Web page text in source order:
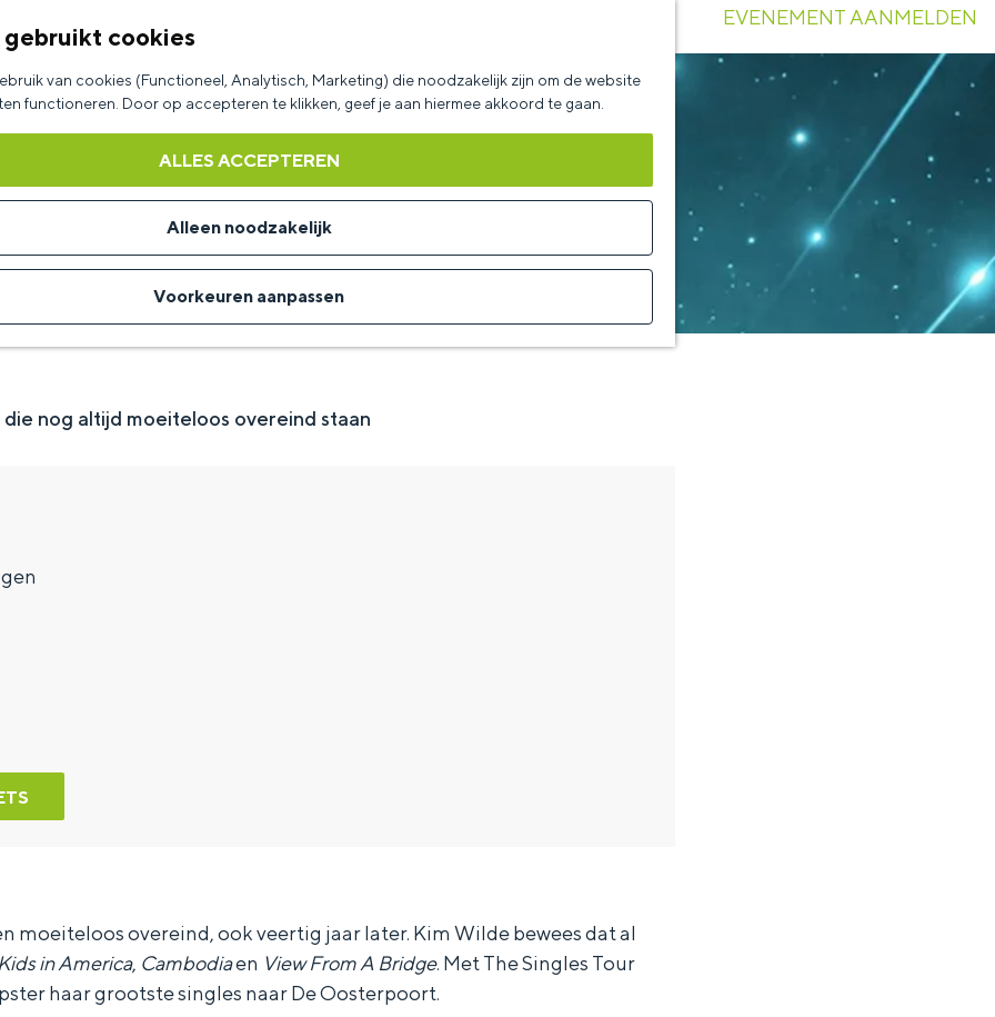
cookies
van cookies (Functioneel, Analytisch, Marketing) die noodzakelijk zijn om de website
functioneren. Door op accepteren te klikken, geef je aan hiermee akkoord te gaan.
ALLES ACCEPTEREN
Alleen noodzakelijk
Voorkeuren aanpassen
EVENEMENT AANMELDEN
nog altijd moeiteloos overeind staan
moeiteloos overeind, ook veertig jaar later. Kim Wilde bewees dat al
Kids in America, Cambodiaen View From A Bridge. Met The Singles Tour
haar grootste singles naar De Oosterpoort.